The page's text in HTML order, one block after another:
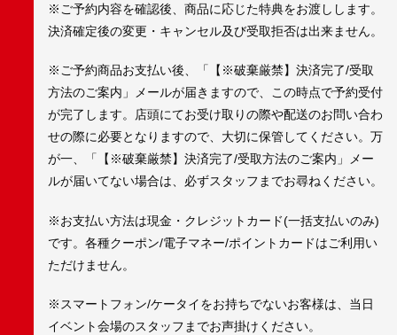
※ご予約内容を確認後、商品に応じた特典をお渡しします。
決済確定後の変更・キャンセル及び受取拒否は出来ません。
※ご予約商品お支払い後、「【※破棄厳禁】決済完了/受取
方法のご案内」メールが届きますので、この時点で予約受付
が完了します。店頭にてお受け取りの際や配送のお問い合わ
せの際に必要となりますので、大切に保管してください。万
が一、「【※破棄厳禁】決済完了/受取方法のご案内」メー
ルが届いてない場合は、必ずスタッフまでお尋ねください。
※お支払い方法は現金・クレジットカード(一括支払いのみ)
です。各種クーポン/電子マネー/ポイントカードはご利用い
ただけません。
※スマートフォン/ケータイをお持ちでないお客様は、当日
イベント会場のスタッフまでお声掛けください。